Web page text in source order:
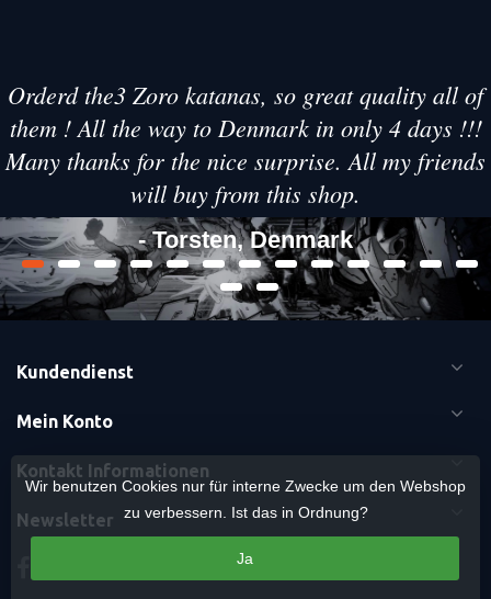
Orderd the3 Zoro katanas, so great quality all of
them ! All the way to Denmark in only 4 days !!!
Many thanks for the nice surprise. All my friends
will buy from this shop.
- Torsten, Denmark
Kundendienst
Mein Konto
Kontakt Informationen
Newsletter
Wir benutzen Cookies nur für interne Zwecke um den Webshop
zu verbessern. Ist das in Ordnung?
Ja